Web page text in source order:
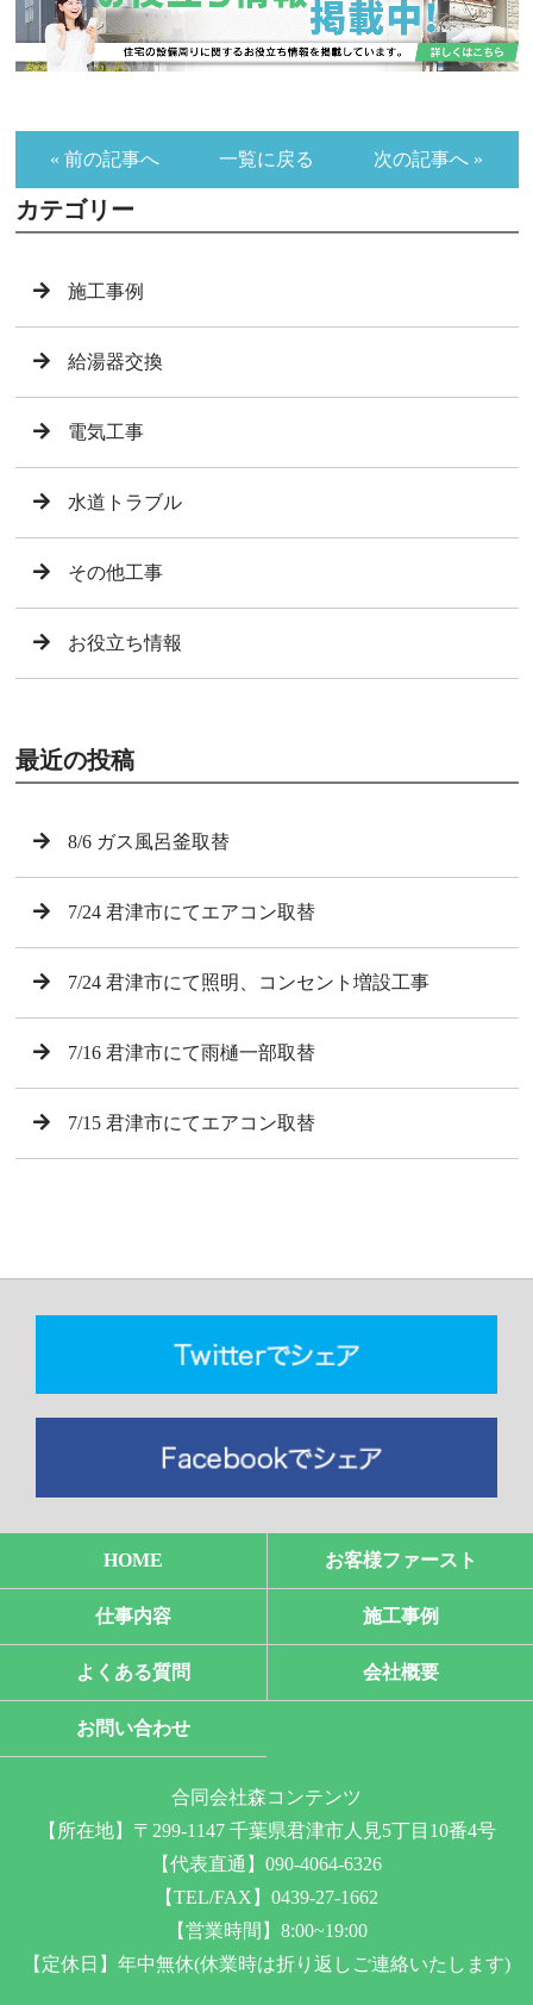
« 前の記事へ 一覧に戻る 次の記事へ »
カテゴリー
施工事例
給湯器交換
電気工事
水道トラブル
その他工事
お役立ち情報
最近の投稿
8/6 ガス風呂釜取替
7/24 君津市にてエアコン取替
7/24 君津市にて照明、コンセント増設工事
7/16 君津市にて雨樋一部取替
7/15 君津市にてエアコン取替
HOME お客様ファースト
仕事内容 施工事例
よくある質問 会社概要
お問い合わせ
合同会社森コンテンツ
【所在地】〒299-1147 千葉県君津市人見5丁目10番4号
【代表直通】090-4064-6326
【TEL/FAX】0439-27-1662
【営業時間】8:00~19:00
【定休日】年中無休(休業時は折り返しご連絡いたします)